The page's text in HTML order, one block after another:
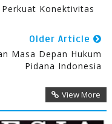
Konektivitas
Older Article
Masa Depan Hukum
Pidana Indonesia
View More